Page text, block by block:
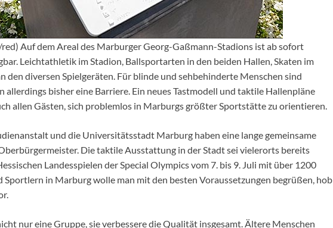
Auf dem Areal des Marburger Georg-Gaßmann-Stadions ist ab sofort
Leichtathletik im Stadion, Ballsportarten in den beiden Hallen, Skaten im
den diversen Spielgeräten. Für blinde und sehbehinderte Menschen sind
allerdings bisher eine Barriere. Ein neues Tastmodell und taktile Hallenpläne
allen Gästen, sich problemlos in Marburgs größter Sportstätte zu orientieren.
und die Universitätsstadt Marburg haben eine lange gemeinsame
Die taktile Ausstattung in der Stadt sei vielerorts bereits
Landesspielen der Special Olympics vom 7. bis 9. Juli mit über 1200
in Marburg wolle man mit den besten Voraussetzungen begrüßen, hob
nur eine Gruppe, sie verbessere die Qualität insgesamt. Ältere Menschen